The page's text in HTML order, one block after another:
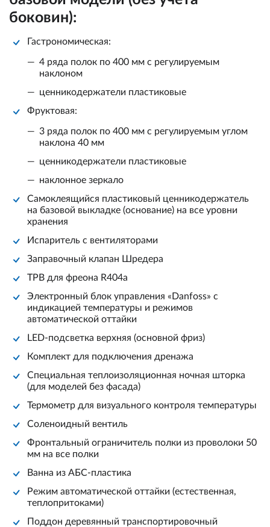
боковин):
Гастрономическая:
4 ряда полок по 400 мм с регулируемым
наклоном
ценникодержатели пластиковые
Фруктовая:
3 ряда полок по 400 мм с регулируемым углом
наклона 40 мм
ценникодержатели пластиковые
наклонное зеркало
Самоклеящийся пластиковый ценникодержатель
на базовой выкладке (основание) на все уровни
хранения
Испаритель с вентиляторами
Заправочный клапан Шредера
ТРВ для фреона R404a
Электронный блок управления «Danfoss» с
индикацией температуры и режимов
автоматической оттайки
LED-подсветка верхняя (основной фриз)
Комплект для подключения дренажа
Специальная теплоизоляционная ночная шторка
(для моделей без фасада)
Термометр для визуального контроля температуры
Соленоидный вентиль
Фронтальный ограничитель полки из проволоки 50
мм на все полки
Ванна из АБС-пластика
Режим автоматической оттайки (естественная,
теплопритоками)
Поддон деревянный транспортировочный